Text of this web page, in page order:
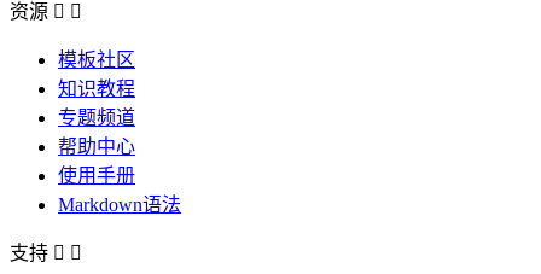
资源  
模板社区
知识教程
专题频道
帮助中心
使用手册
Markdown语法
支持  